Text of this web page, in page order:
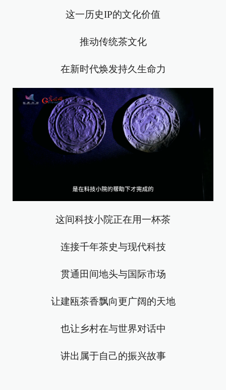
这一历史IP的文化价值
推动传统茶文化
在新时代焕发持久生命力
这间科技小院正在用一杯茶
连接千年茶史与现代科技
贯通田间地头与国际市场
让建瓯茶香飘向更广阔的天地
也让乡村在与世界对话中
讲出属于自己的振兴故事